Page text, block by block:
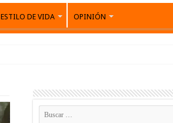
ESTILO DE VIDA OPINIÓN